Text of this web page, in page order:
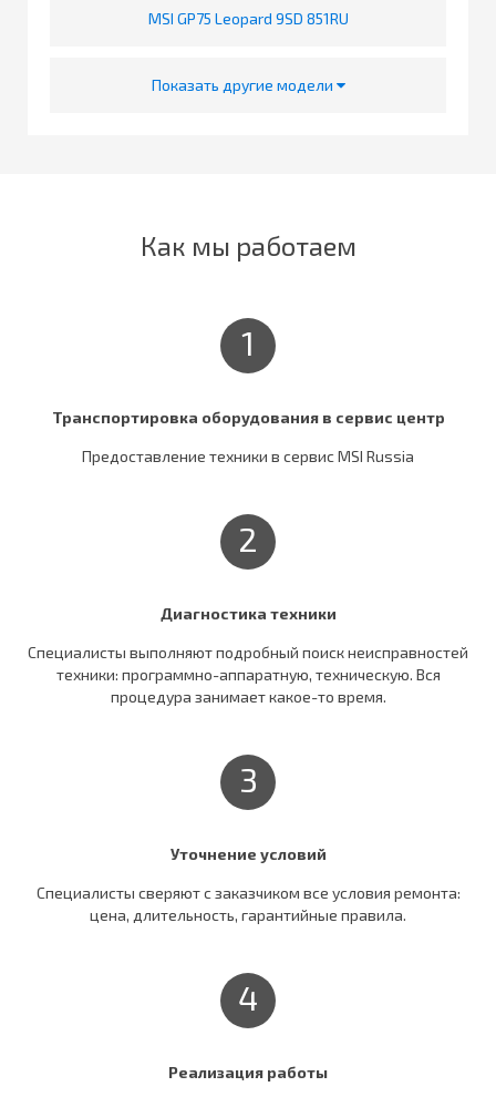
MSI GP75 Leopard 9SD 851RU
Показать другие модели
Как мы работаем
1
Транспортировка оборудования в сервис центр
Предоставление техники в сервис MSI Russia
2
Диагностика техники
Специалисты выполняют подробный поиск неисправностей
техники: программно-аппаратную, техническую. Вся
процедура занимает какое-то время.
3
Уточнение условий
Специалисты сверяют c заказчиком все условия ремонта:
цена, длительность, гарантийные правила.
4
Реализация работы